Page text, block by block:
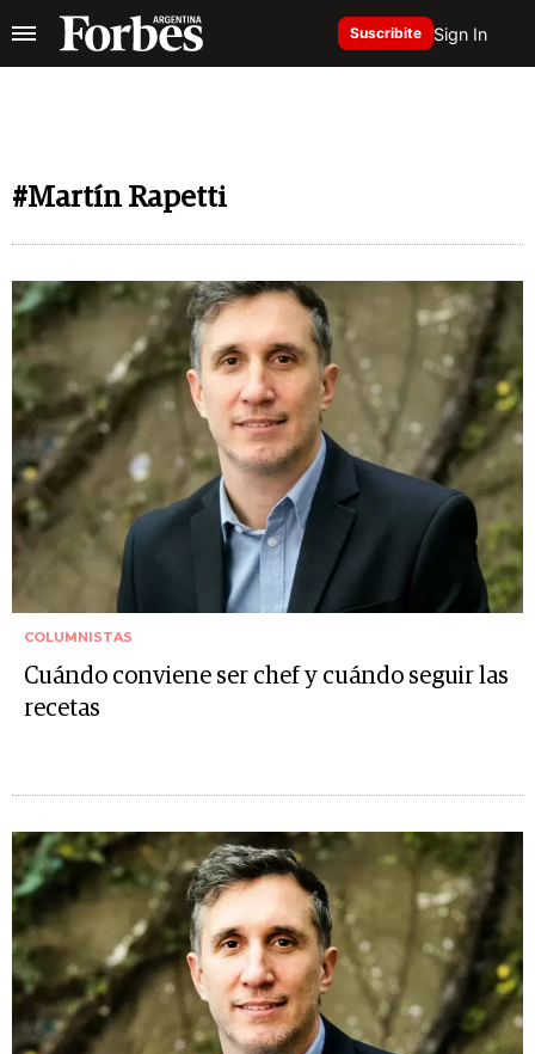
Suscribite Sign In
#Martín Rapetti
COLUMNISTAS
Cuándo conviene ser chef y cuándo seguir las
recetas